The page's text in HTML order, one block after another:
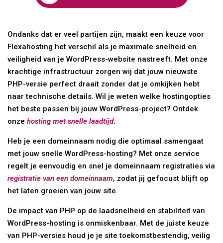
Ondanks dat er veel partijen zijn, maakt een keuze voor
Flexahosting het verschil als je maximale snelheid en
veiligheid van je WordPress-website nastreeft. Met onze
krachtige infrastructuur zorgen wij dat jouw nieuwste
PHP-versie perfect draait zonder dat je omkijken hebt
naar technische details. Wil je weten welke hostingopties
het beste passen bij jouw WordPress-project? Ontdek
onzehosting met snelle laadtijd.
Heb je een domeinnaam nodig die optimaal samengaat
met jouw snelle WordPress-hosting? Met onze service
regelt je eenvoudig en snel je domeinnaam registraties via
registratie van een domeinnaam, zodat jij gefocust blijft op
het laten groeien van jouw site.
De impact van PHP op de laadsnelheid en stabiliteit van
WordPress-hosting is onmiskenbaar. Met de juiste keuze
van PHP-versies houd je je site toekomstbestendig, veilig